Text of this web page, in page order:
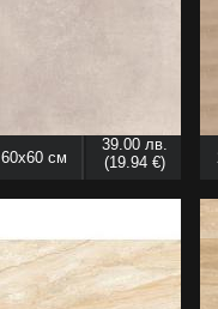
60x60 см
39.00 лв.
(19.94 €)